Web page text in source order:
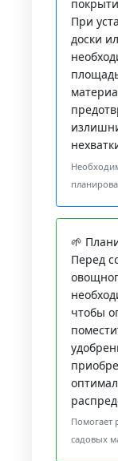
При
доски
🌱
Перед
чтобы
Помогает
садовых